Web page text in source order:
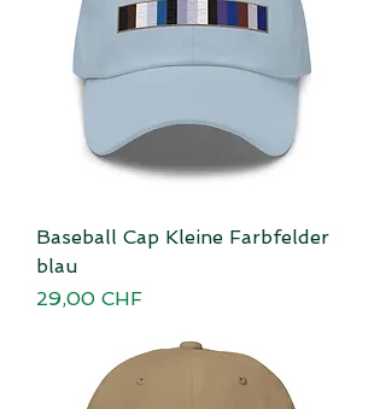
Baseball Cap Kleine Farbfelder
blau
Preis
29,00 CHF